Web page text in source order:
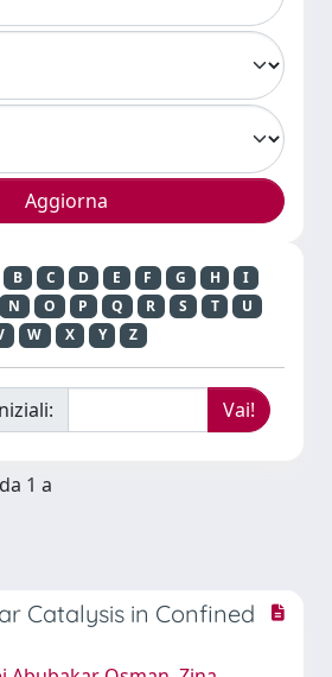
B C D E F G H
I
N O P Q R S T
U
W X Y Z
1 a
Catalysis in Confined